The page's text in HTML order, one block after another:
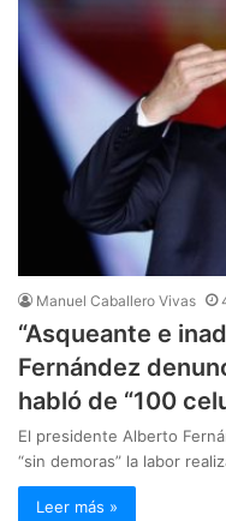
Manuel Caballero Vivas
“Asqueante e
Fernández
habló de “100
El presidente Alberto
“sin demoras” la labor
Leer más »